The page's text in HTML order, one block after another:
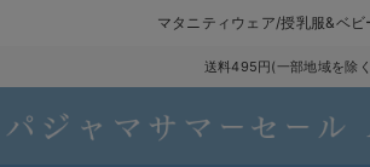
マタニティウェア/授乳服&ベ
送料495円(一部地域を除